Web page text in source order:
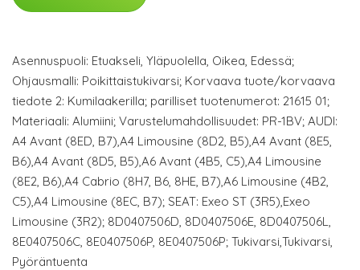
Asennuspuoli: Etuakseli, Yläpuolella, Oikea, Edessä;
Ohjausmalli: Poikittaistukivarsi; Korvaava tuote/korvaava
tiedote 2: Kumilaakerilla; parilliset tuotenumerot: 21615 01;
Materiaali: Alumiini; Varustelumahdollisuudet: PR-1BV; AUDI:
A4 Avant (8ED, B7),A4 Limousine (8D2, B5),A4 Avant (8E5,
B6),A4 Avant (8D5, B5),A6 Avant (4B5, C5),A4 Limousine
(8E2, B6),A4 Cabrio (8H7, B6, 8HE, B7),A6 Limousine (4B2,
C5),A4 Limousine (8EC, B7); SEAT: Exeo ST (3R5),Exeo
Limousine (3R2); 8D0407506D, 8D0407506E, 8D0407506L,
8E0407506C, 8E0407506P, 8E0407506P; Tukivarsi,Tukivarsi,
Pyöräntuenta